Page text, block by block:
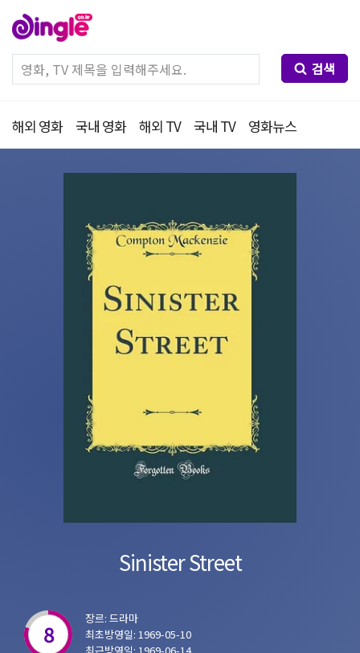
검색
해외 영화 국내 영화 해외 TV 국내 TV 영화뉴스
Sinister Street
8
장르: 드라마
최초방영일: 1969-05-10
최근방영일: 1969-06-14